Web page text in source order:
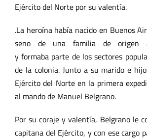
Ejército del Norte por su valentía.
.La heroína había nacido en Buenos
seno de una familia de origen
y formaba parte de los sectores
de la colonia. Junto a su marido e
Ejército del Norte en la primera
al mando de Manuel Belgrano.
Por su coraje y valentía, Belgrano le
capitana del Ejército, y con ese cargo